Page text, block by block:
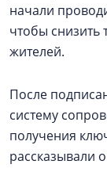
начали
чтобы снизить
жителей.
После
систему
получения
рассказывали